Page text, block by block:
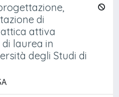
di
attiva
laurea in
degli Studi di